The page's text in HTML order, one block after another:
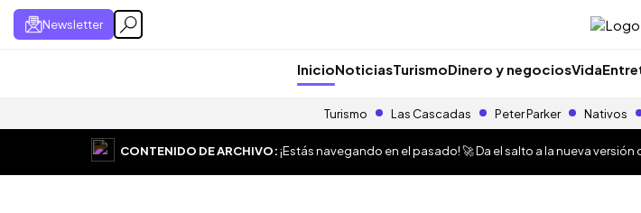
Newsletter
InicioNoticiasTurismoDinero y negociosVida
Turismo Las Cascadas Peter Parker Nativos
CONTENIDO DE ARCHIVO:¡Estás navegando en el pasado! 🚀 Da el salto a la nueva versión